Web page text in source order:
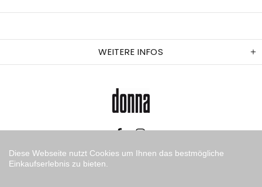
WEITERE INFOS
Diese Webseite nutzt Cookies um Ihnen das bestmögliche
Einkaufserlebnis zu bieten.